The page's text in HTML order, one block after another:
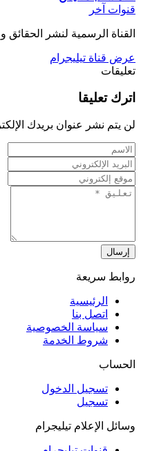
قنوات آخر
القناة الرسمية لنشر
عرض قناة تيليجرام
تعليقات
اترك تعليقا
لن يتم نشر عنوان بريدك
إرسال
روابط سريعة
الرئيسية
اتصل بنا
سياسة الخصوصية
شروط الخدمة
الحساب
تسجيل الدخول
تسجيل
وسائل الإعلام تيليجرام